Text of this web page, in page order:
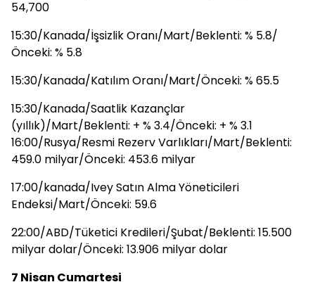
54,700
15:30/Kanada/İşsizlik Oranı/Mart/Beklenti: % 5.8/
Önceki: % 5.8
15:30/Kanada/Katılım Oranı/Mart/Önceki: % 65.5
15:30/Kanada/Saatlik Kazançlar
(yıllık)/Mart/Beklenti: + % 3.4/Önceki: + % 3.1
16:00/Rusya/Resmi Rezerv Varlıkları/Mart/Beklenti:
459.0 milyar/Önceki: 453.6 milyar
17:00/kanada/Ivey Satın Alma Yöneticileri
Endeksi/Mart/Önceki: 59.6
22:00/ABD/Tüketici Kredileri/Şubat/Beklenti: 15.500
milyar dolar/Önceki: 13.906 milyar dolar
7 Nisan Cumartesi